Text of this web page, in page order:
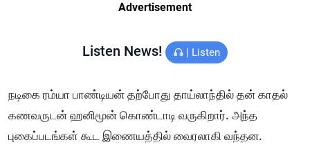
Advertisement
Listen News! | Listen
நடிகை ரம்யா பாண்டியன் தற்போது தாய்லாந்தில் தன் காதல்
கணவருடன் ஹனிமூன் கொண்டாடி வருகிறார். அந்த
புகைப்படங்கள் கூட இணையத்தில் வைரலாகி வந்தன.